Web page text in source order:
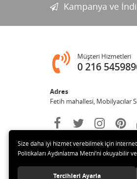
Kampanya ve
Müşteri Hizmetleri
0 216
Adres
Fetih mahallesi, Mobilyacılar
Size daha iyi hizmet verebilmek için
Politikaları Aydınlatma Metni’ni
Tercihleri Ayarla